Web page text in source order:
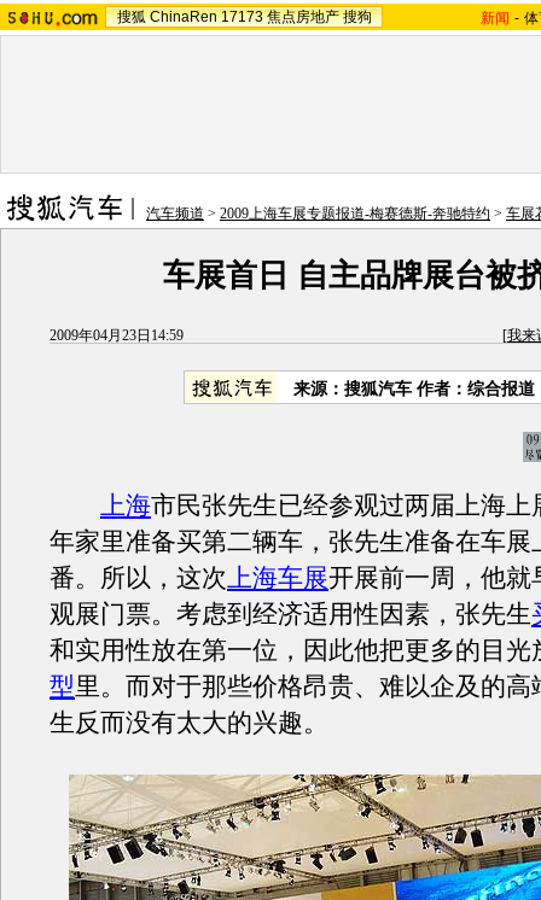
搜狐 ChinaRen 17173 焦点房地产 搜狗 新闻 -
汽车频道 > 2009上海车展专题报道-梅赛德斯-奔驰特约 > 车展
车展首日 自主品牌展台被
2009年04月23日14:59 [我来
来源：搜狐汽车 作者：综合报道
上海市民张先生已经参观过两届上海上
年家里准备买第二辆车，张先生准备在车展
番。所以，这次上海车展开展前一周，他就
观展门票。考虑到经济适用性因素，张先生
和实用性放在第一位，因此他把更多的目光
型里。而对于那些价格昂贵、难以企及的高
生反而没有太大的兴趣。